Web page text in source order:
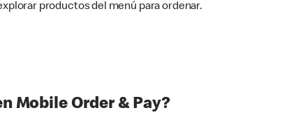
productos del menú para ordenar.
Mobile Order & Pay?